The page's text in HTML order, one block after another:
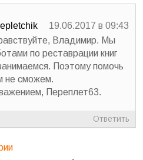
19.06.2017 в 09:43
Владимир. Мы
по реставрации книг
Поэтому помочь
не сможем.
Переплет63.
Ответить